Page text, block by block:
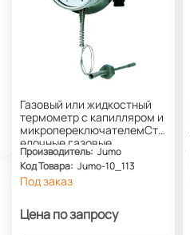
Газовый или жидкостный
термометр с капилляром и
микропереключателемСтр
елочные газовые
термометры
Производитель: Jumo
Код Товара: Jumo-10_113
Под заказ
Цена по запросу